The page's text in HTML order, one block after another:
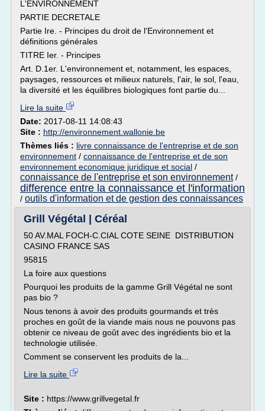
L'ENVIRONNEMENT
PARTIE DECRETALE
Partie Ire. - Principes du droit de l'Environnement et
définitions générales
TITRE Ier. - Principes
Art. D.1er. L'environnement et, notamment, les espaces,
paysages, ressources et milieux naturels, l'air, le sol, l'eau,
la diversité et les équilibres biologiques font partie du...
Lire la suite
Date: 2017-08-11 14:08:43
Site : http://environnement.wallonie.be
Thèmes liés : livre connaissance de l'entreprise et de son
environnement / connaissance de l'entreprise et de son
environnement economique juridique et social /
connaissance de l'entreprise et son environnement/
difference entre la connaissance et l'information
/ outils d'information et de gestion des connaissances
Grill Végétal | Céréal
50 AV.MAL FOCH-C.CIAL COTE SEINE DISTRIBUTION
CASINO FRANCE SAS
95815
La foire aux questions
Pourquoi les produits de la gamme Grill Végétal ne sont
pas bio ?
Nous tenons à avoir des produits gourmands et très
proches en goût de la viande mais nous ne pouvons pas
obtenir ce niveau de goût avec des ingrédients bio et la
technologie utilisée.
Comment se conservent les produits de la...
Lire la suite
Site : https://www.grillvegetal.fr